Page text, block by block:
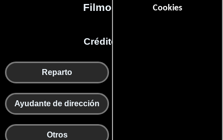
Cookies
Filmografía
Créditos en:
Reparto
Ayudante de dirección
Otros